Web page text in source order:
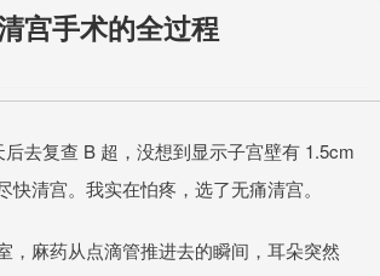
宫手术的全过程
去复查 B 超，没想到显示子宫壁有 1.5cm
快清宫。我实在怕疼，选了无痛清宫。
，麻药从点滴管推进去的瞬间，耳朵突然